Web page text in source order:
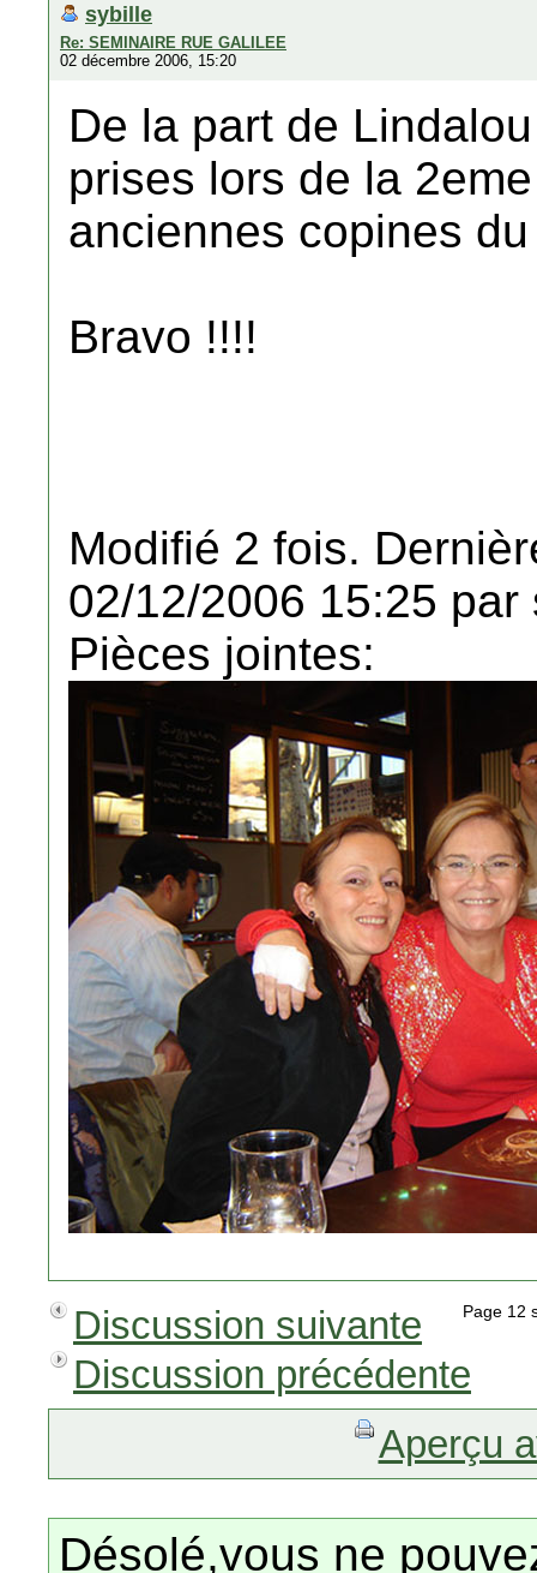
sybille
Re: SEMINAIRE RUE GALILEE
02 décembre 2006, 15:20
De la part de
prises lors de la
anciennes copines
Bravo !!!!
Modifié 2 fois.
02/12/2006 15:25 par
Pièces jointes:
Page
Discussion suivante
Discussion précédente
Aperçu
Désolé,vous ne